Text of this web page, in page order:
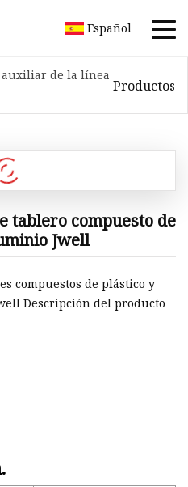
Español
auxiliar de la línea
Productos
tablero compuesto de
Jwell
compuestos de plástico y
Descripción del producto